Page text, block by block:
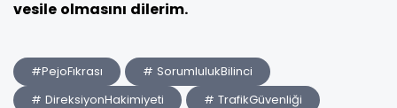
vesile olmasını dilerim.
#PejoFıkrası
# SorumlulukBilinci
# DireksiyonHakimiyeti
# TrafikGüvenliği